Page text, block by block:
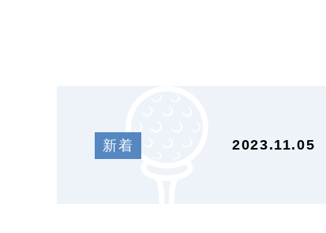
新着 2023.11.05